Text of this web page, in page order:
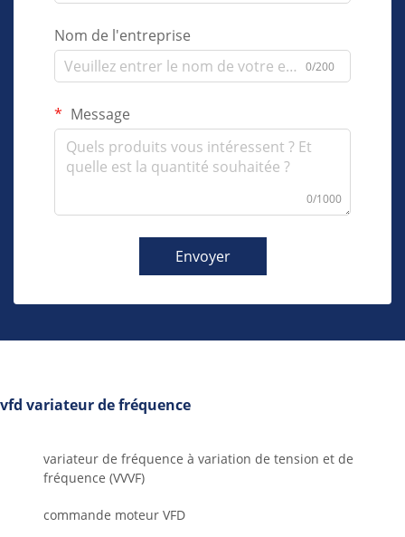
Nom de l'entreprise
0/200
Message
0/1000
Envoyer
vfd variateur de fréquence
variateur de fréquence à variation de tension et de
fréquence (VVVF)
commande moteur VFD